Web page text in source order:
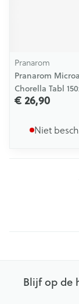
Pranarom
Pranarom
Chorella Tabl
€ 26,90
Niet
Blijf op de